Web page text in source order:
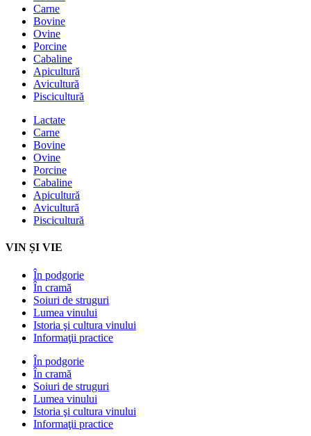
Carne
Bovine
Ovine
Porcine
Cabaline
Apicultură
Avicultură
Piscicultură
Lactate
Carne
Bovine
Ovine
Porcine
Cabaline
Apicultură
Avicultură
Piscicultură
VIN ȘI VIE
În podgorie
În cramă
Soiuri de struguri
Lumea vinului
Istoria şi cultura vinului
Informaţii practice
În podgorie
În cramă
Soiuri de struguri
Lumea vinului
Istoria şi cultura vinului
Informaţii practice